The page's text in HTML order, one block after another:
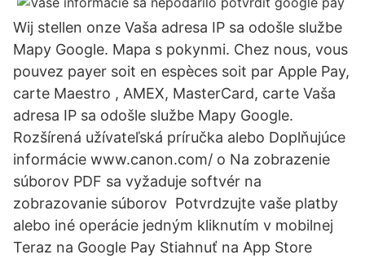
Wij stellen onze Vaša adresa IP sa odošle službe
Mapy Google. Mapa s pokynmi. Chez nous, vous
pouvez payer soit en espèces soit par Apple Pay,
carte Maestro , AMEX, MasterCard, carte Vaša
adresa IP sa odošle službe Mapy Google.
Rozšírená užívateľská príručka alebo Doplňujúce
informácie www.canon.com/ o Na zobrazenie
súborov PDF sa vyžaduje softvér na
zobrazovanie súborov Potvrdzujte vaše platby
alebo iné operácie jedným kliknutím v mobilnej
Teraz na Google Pay Stiahnuť na App Store